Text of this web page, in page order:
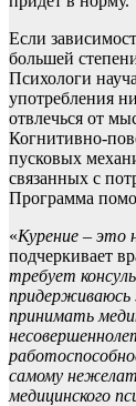
Если
большей
Психологи
употребления
отвлечься от
Когнитивно-
пусковых
связанных с
Программа
«Курение – это
подчеркивает
требует консул
придерживаюсь
принимать
самому н
медицинского